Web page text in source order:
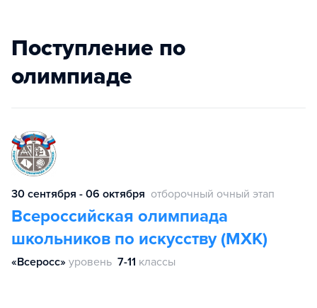
Поступление по
олимпиаде
30 сентября - 06 октября отборочный очный этап
Всероссийская олимпиада
школьников по искусству (МХК)
«Всеросс» уровень 7-11 классы